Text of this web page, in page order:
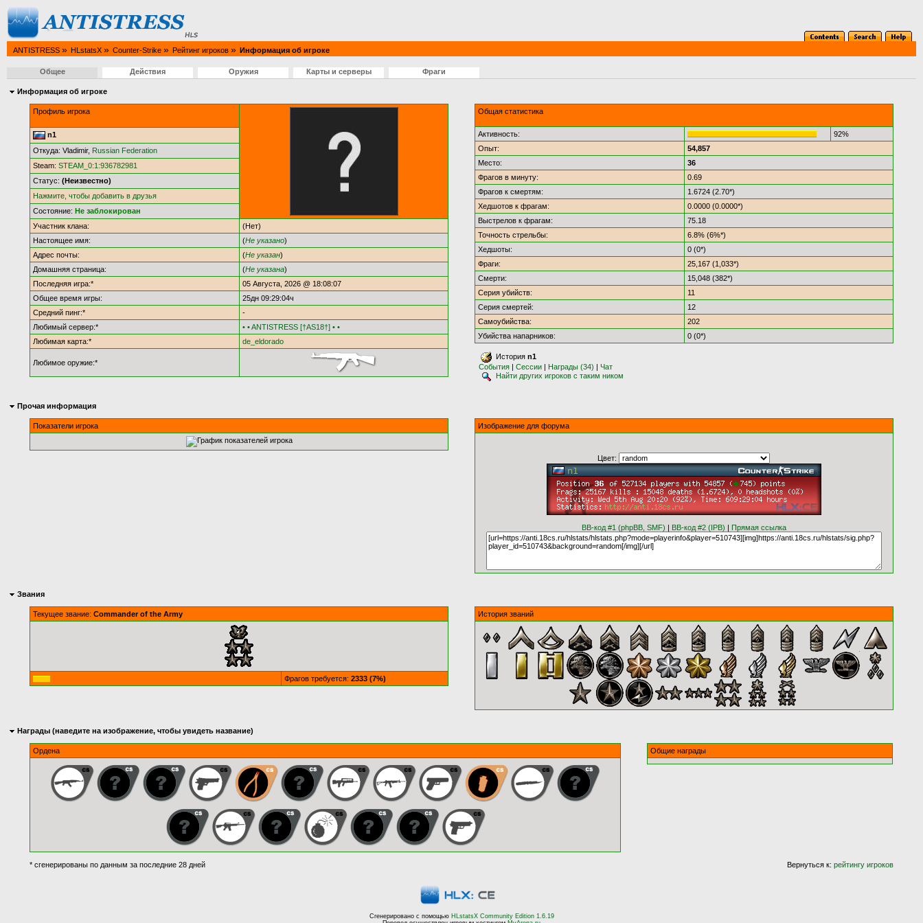
ANTISTRESS » HLstatsX » Counter-Strike » Рейтинг игроков » Информация об игроке
Общее Действия Оружия Карты и серверы Фраги
Информация об игроке
Профиль игрока
n1
Откуда: Vladimir, Russian Federation
Steam:STEAM_0:1:936782981
Статус:(Неизвестно)
Нажмите, чтобы добавить в друзья
Состояние:Не заблокирован
Участник клана:
(Нет)
Настоящее имя:
(Не указано)
Адрес почты:
(Не указан)
Домашняя страница:
(Не указана)
Последняя игра:*
05 Августа, 2026 @ 18:08:07
Общее время игры:
25дн 09:29:04ч
Средний пинг:*
-
Любимый сервер:*
• • ANTISTRESS [†AS18†] • •
Любимая карта:*
de_eldorado
Любимое оружие:*
Общая статистика
Активность:
92%
Опыт:
54,857
Место:
36
Фрагов в минуту:
0.69
Фрагов к смертям:
1.6724 (2.70*)
Хедшотов к фрагам:
0.0000 (0.0000*)
Выстрелов к фрагам:
75.18
Точность стрельбы:
6.8% (6%*)
Хедшоты:
0 (0*)
Фраги:
25,167 (1,033*)
Смерти:
15,048 (382*)
Серия убийств:
11
Серия смертей:
12
Самоубийства:
202
Убийства напарников:
0 (0*)
История n1
События| Сессии| Награды (34) | Чат
Найти других игроков с таким ником
Прочая информация
Показатели игрока Изображение для форума
Цвет:
BB-код #1 (phpBB, SMF) | BB-код #2 (IPB) | Прямая ссылка
Звания
Текущее звание:Commander of the Army
Фрагов требуется:2333 (7%)
История званий
Награды (наведите на изображение, чтобы увидеть название)
Ордена Общие награды
* сгенерированы по данным за последние 28 дней Вернуться к: рейтингу игроков
Сгенерировано с помощью HLstatsX Community Edition 1.6.19